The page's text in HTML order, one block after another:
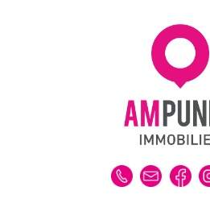
ALLE IMMOBILIEN
GEWERBE